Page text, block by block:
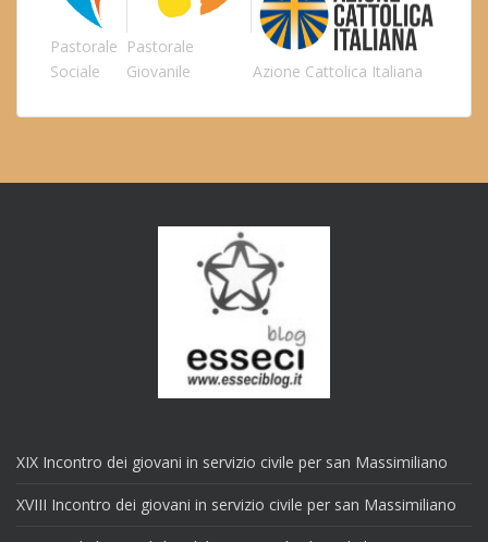
Pastorale
Sociale
Pastorale
Giovanile
Azione Cattolica Italiana
XIX Incontro dei giovani in servizio civile per san Massimiliano
XVIII Incontro dei giovani in servizio civile per san Massimiliano